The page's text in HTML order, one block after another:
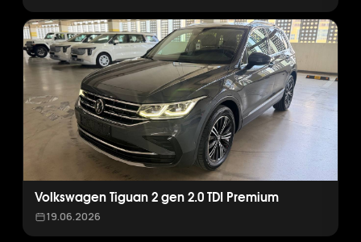
Volkswagen Tiguan 2 gen 2.0 TDI Premium
19.06.2026